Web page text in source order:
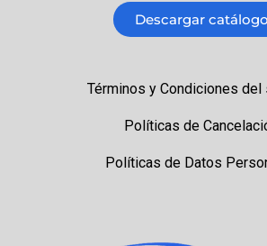
Descargar catálogo
Términos y Condiciones
Políticas de
Políticas de Datos